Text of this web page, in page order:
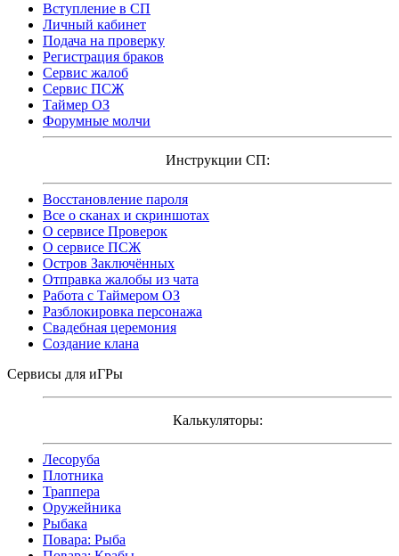
Вступление в СП
Личный кабинет
Подача на проверку
Регистрация браков
Сервис жалоб
Сервис ПСЖ
Таймер ОЗ
Форумные молчи
Инструкции СП:
Восстановление пароля
Все о сканах и скриншотах
О сервисе Проверок
О сервисе ПСЖ
Остров Заключённых
Отправка жалобы из чата
Работа с Таймером ОЗ
Разблокировка персонажа
Свадебная церемония
Создание клана
Сервисы для иГРы
Калькуляторы:
Лесоруба
Плотника
Траппера
Оружейника
Рыбака
Повара: Рыба